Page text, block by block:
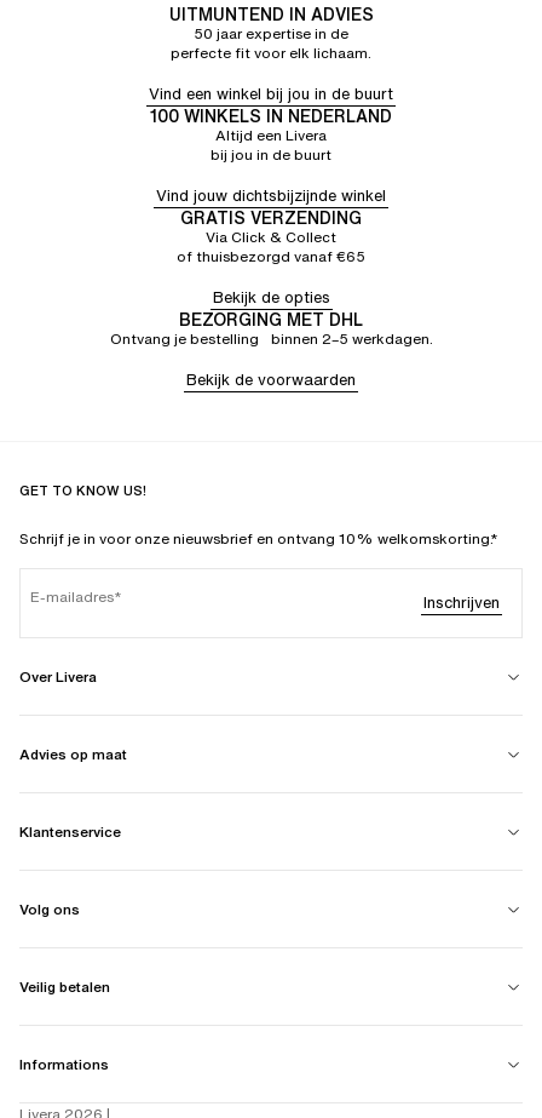
tegen het lichaam aan de randen van de cups.
UITMUNTEND IN ADVIES
50 jaar expertise in de
perfecte fit voor elk lichaam.
Vind een winkel bij jou in de buurt
100 WINKELS IN NEDERLAND
Altijd een Livera
bij jou in de buurt
Vind jouw dichtsbijzijnde winkel
GRATIS VERZENDING
Via Click & Collect
of thuisbezorgd vanaf €65
Bekijk de opties
BEZORGING MET DHL
Ontvang je bestelling binnen 2–5 werkdagen.
Bekijk de voorwaarden
GET TO KNOW US!
Schrijf je in voor onze nieuwsbrief en ontvang 10% welkomskorting.*
E-mailadres Inschrijven
Over Livera
Advies op maat
Klantenservice
Volg ons
Veilig betalen
Informations
Livera 2026 |